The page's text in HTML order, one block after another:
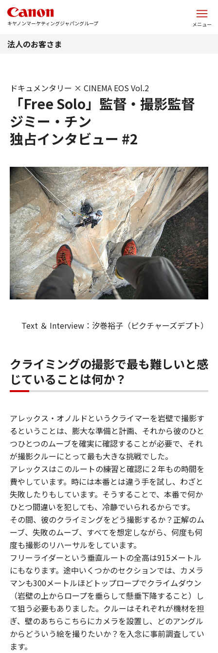
キヤノンマーケティングジャパングループ メニュー
法人のお客さま
「Free Solo」監督・撮影監督
ジミー・チン
独占インタビュー #2
ドキュメンタリー × CINEMA EOS Vol.2
Text ＆ Interview：汐巻裕子（ピクチャーズデプト）
クライミングの撮影で最も難しいと感
じていることは何か？
アレックス・オノルドというクライマーを岩壁で撮影す
るということは、膨大な準備と計画、それから彼のひと
つひとつのムーブを確実に確認することが必要で、それ
が撮影クルーにとって最も大きな挑戦でした。
アレックスはこのルートの練習と確認に２年もの時間を
費やしています。時には本番とは違う手を試し、わざと
失敗したりもしています。そうすることで、本番で何か
ひとつ間違いを犯しても、冷静でいられるからです。
その間、彼のクライミングをどう撮影するか？正解のム
ーブ、失敗のムーブ、すべてを想定しながら、何度も何
度も撮影のリハーサルをしています。
フリーライダーという垂直ルートの全高は915メートル
にもなります。途中いくつかのセクションでは、カメラ
マンも300メートルほどトップロープでクライムダウン
（岩壁の上からロープを垂らして懸垂下降すること）し
て狙う必要もありました。クルーはそれぞれが機材を担
ぎ、壁のあちらこちらにカメラを設置し、どのアングル
からどういう絵を撮りたいか？を入念に事前調査してい
ます。